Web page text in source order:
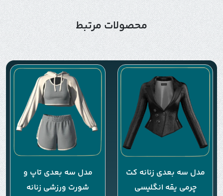
محصولات مرتبط
مدل سه بعدی زنانه کت
چرمی یقه انگلیسی
مدل سه بعدی تاپ و
شورت ورزشی زنانه